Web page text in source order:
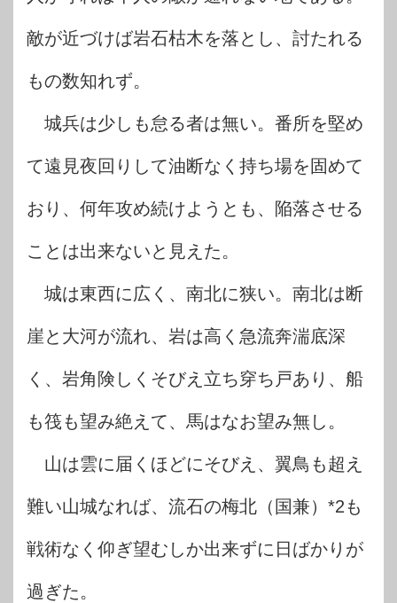
敵が近づけば岩石枯木を落とし、討たれる
もの数知れず。
城兵は少しも怠る者は無い。番所を堅め
て遠見夜回りして油断なく持ち場を固めて
おり、何年攻め続けようとも、陥落させる
ことは出来ないと見えた。
城は東西に広く、南北に狭い。南北は断
崖と大河が流れ、岩は高く急流奔湍底深
く、岩角険しくそびえ立ち穿ち戸あり、船
も筏も望み絶えて、馬はなお望み無し。
山は雲に届くほどにそびえ、翼鳥も超え
難い山城なれば、流石の梅北（国兼）*2も
戦術なく仰ぎ望むしか出来ずに日ばかりが
過ぎた。